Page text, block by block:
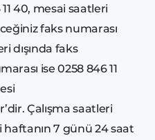
40, mesai saatleri
faks numarası
dışında faks
ise 0258 846 11
Çalışma saatleri
haftanın 7 günü 24 saat